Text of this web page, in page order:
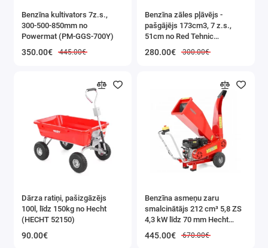
Pielikums kaltiem un plaknēm
Vairogu komplekts
Stiepļu disks - slīpēšanai (50 mm)
Akmens disks - asināšanai (53 mm)
Vilnas disks - pulēšanai (52 mm)
Filca disks - pulēšanai (52 mm)
Piederumi Saturs
19 melni korunda diski
Benzīna kultivators 7z.s.,
300-500-850mm no
Powermat (PM-GGS-700Y)
350.00€ 445.00€
Benzīna zāles pļāvējs -
pašgājējs 173cm3, 7 z.s.,
51cm no Red Tehnic
280.00€ 300.00€
Dārza ratiņi, pašizgāzējs
100l, līdz 150kg no Hecht
(HECHT 52150)
90.00€
Benzīna asmeņu zaru
smalcinātājs 212 cm³ 5,8 ZS
4,3 kW līdz 70 mm Hecht
445.00€ 670.00€